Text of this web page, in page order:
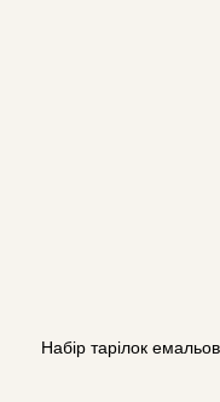
Набір тарілок